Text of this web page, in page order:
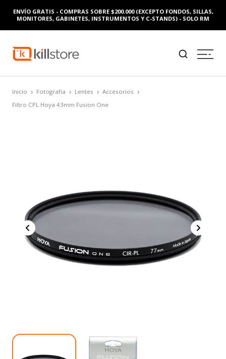
ENVÍO GRATIS - COMPRAS SOBRE $200.000 (EXCEPTO FONDOS, SILLAS,
MONITORES, GABINETES, INSTRUMENTOS Y C-STANDS) - SOLO RM
Inicio Fotografía Lentes
Accesorios
Filtro CPL Hoya 43mm Fusion One